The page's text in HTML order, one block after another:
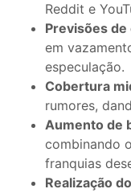
Reddit e
Previsões
em
especulação.
Cobertura
rumores,
Aumento de
combinando
franquias
Realização